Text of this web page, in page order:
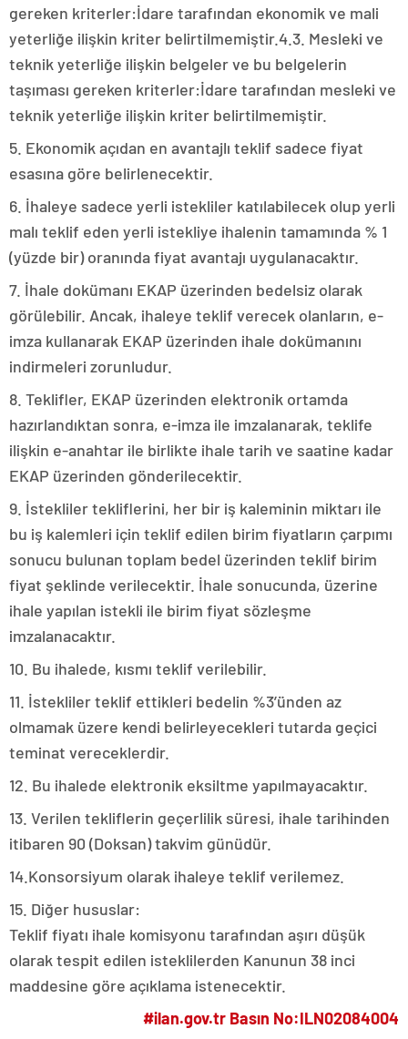
gereken kriterler:İdare tarafından ekonomik ve mali
yeterliğe ilişkin kriter belirtilmemiştir.4.3. Mesleki ve
teknik yeterliğe ilişkin belgeler ve bu belgelerin
taşıması gereken kriterler:İdare tarafından mesleki ve
teknik yeterliğe ilişkin kriter belirtilmemiştir.
5. Ekonomik açıdan en avantajlı teklif sadece fiyat
esasına göre belirlenecektir.
6. İhaleye sadece yerli istekliler katılabilecek olup yerli
malı teklif eden yerli istekliye ihalenin tamamında % 1
(yüzde bir) oranında fiyat avantajı uygulanacaktır.
7. İhale dokümanı EKAP üzerinden bedelsiz olarak
görülebilir. Ancak, ihaleye teklif verecek olanların, e-
imza kullanarak EKAP üzerinden ihale dokümanını
indirmeleri zorunludur.
8. Teklifler, EKAP üzerinden elektronik ortamda
hazırlandıktan sonra, e-imza ile imzalanarak, teklife
ilişkin e-anahtar ile birlikte ihale tarih ve saatine kadar
EKAP üzerinden gönderilecektir.
9. İstekliler tekliflerini, her bir iş kaleminin miktarı ile
bu iş kalemleri için teklif edilen birim fiyatların çarpımı
sonucu bulunan toplam bedel üzerinden teklif birim
fiyat şeklinde verilecektir. İhale sonucunda, üzerine
ihale yapılan istekli ile birim fiyat sözleşme
imzalanacaktır.
10. Bu ihalede, kısmı teklif verilebilir.
11. İstekliler teklif ettikleri bedelin %3’ünden az
olmamak üzere kendi belirleyecekleri tutarda geçici
teminat vereceklerdir.
12. Bu ihalede elektronik eksiltme yapılmayacaktır.
13. Verilen tekliflerin geçerlilik süresi, ihale tarihinden
itibaren 90 (Doksan) takvim günüdür.
14.Konsorsiyum olarak ihaleye teklif verilemez.
15. Diğer hususlar:
Teklif fiyatı ihale komisyonu tarafından aşırı düşük
olarak tespit edilen isteklilerden Kanunun 38 inci
maddesine göre açıklama istenecektir.
#ilan.gov.tr Basın No:ILN02084004